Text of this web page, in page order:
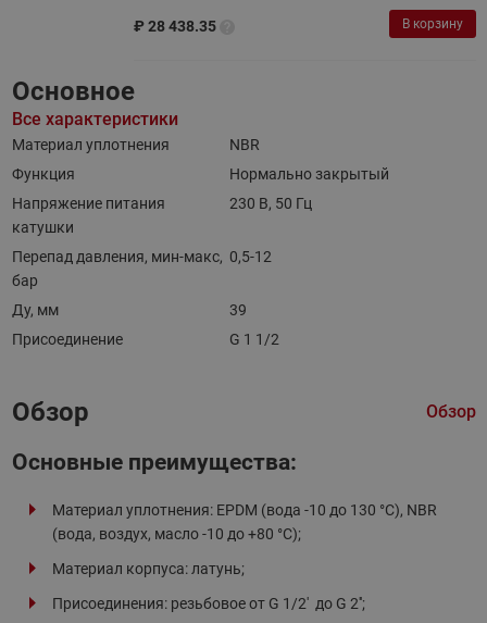
₽ 28 438.35 В корзину
Основное
Все характеристики
Материал уплотнения
NBR
Функция
Нормально закрытый
Напряжение питания
катушки
230 В, 50 Гц
Перепад давления, мин-макс,
бар
0,5-12
Ду, мм
39
Присоединение
G 1 1/2
Обзор Обзор
Основные преимущества:
Материал уплотнения: EPDM (вода -10 до 130 °C), NBR
(вода, воздух, масло -10 до +80 °C);
Материал корпуса: латунь;
Присоединения: резьбовое от G 1/2' до G 2'';